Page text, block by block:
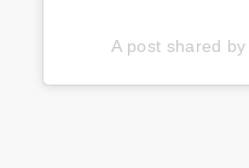
A post shared